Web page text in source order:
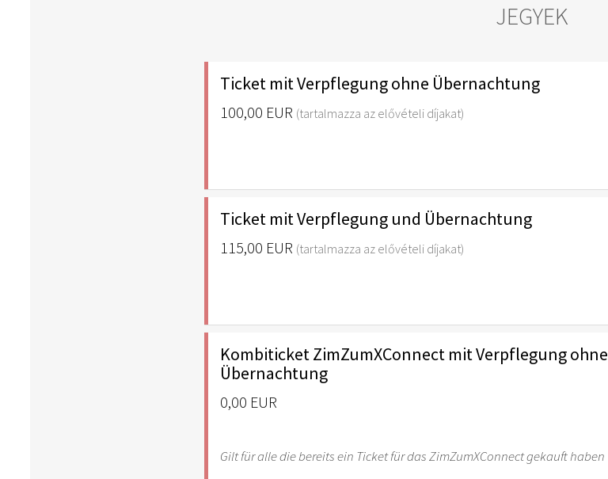
JEGYEK
Ticket mit Verpflegung ohne Übernachtung
100,00 EUR (tartalmazza az elővételi díjakat)
Ticket mit Verpflegung und Übernachtung
115,00 EUR (tartalmazza az elővételi díjakat)
Kombiticket ZimZumXConnect mit Verpflegung ohne
Übernachtung
0,00 EUR
Gilt für alle die bereits ein Ticket für das ZimZumXConnect gekauft haben